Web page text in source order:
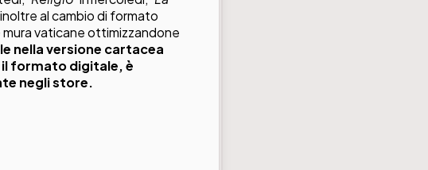
inoltre al cambio di formato
vaticane ottimizzandone
nella versione cartacea
formato digitale, è
negli store.